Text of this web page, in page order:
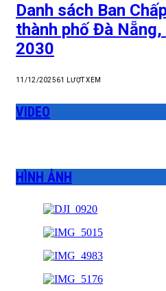
Danh sách Ban
thành phố Đà
2030
11/12/202561 LƯỢT XEM
VIDEO
HÌNH ẢNH